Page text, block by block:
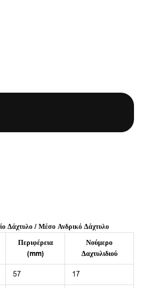
Δάχτυλο / Μέσο Ανδρικό Δάχτυλο
Περιφέρεια
(mm)
Νούμερο
Δαχτυλιδιού
57 17